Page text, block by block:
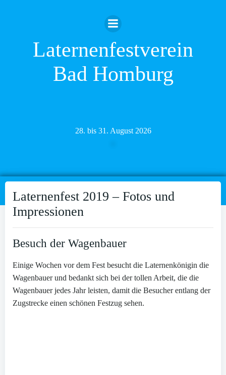
Inhalt
springen
Laternenfestverein
Bad Homburg
28. bis 31. August 2026
Laternenfest 2019 – Fotos und
Impressionen
Besuch der Wagenbauer
Einige Wochen vor dem Fest besucht die Laternenkönigin die
Wagenbauer und bedankt sich bei der tollen Arbeit, die die
Wagenbauer jedes Jahr leisten, damit die Besucher entlang der
Zugstrecke einen schönen Festzug sehen.